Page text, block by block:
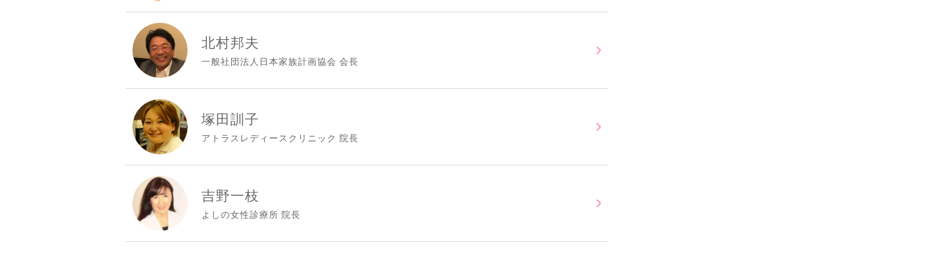
北村邦夫
一般社団法人日本家族計画協会 会長
塚田訓子
アトラスレディースクリニック 院長
吉野一枝
よしの女性診療所 院長